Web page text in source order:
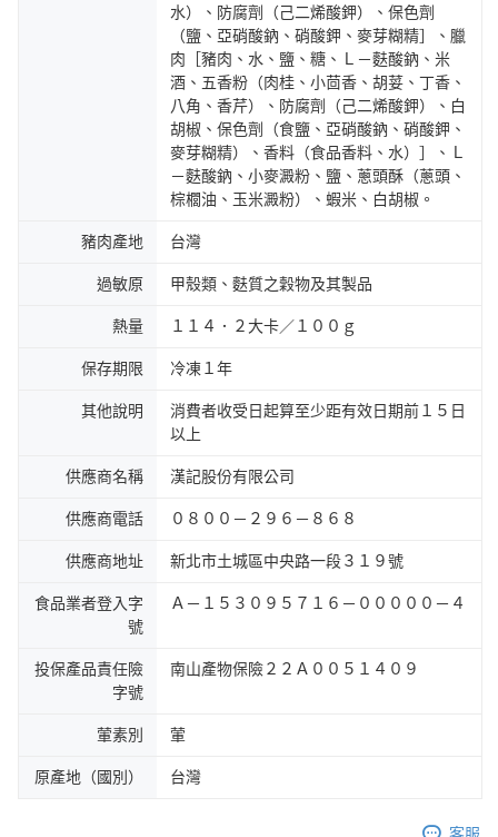
水）、防腐劑（己二烯酸鉀）、保色劑
（鹽、亞硝酸鈉、硝酸鉀、麥芽糊精］、臘
肉［豬肉、水、鹽、糖、Ｌ－麩酸鈉、米
酒、五香粉（肉桂、小茴香、胡荽、丁香、
八角、香芹）、防腐劑（己二烯酸鉀）、白
胡椒、保色劑（食鹽、亞硝酸鈉、硝酸鉀、
麥芽糊精）、香料（食品香料、水）］、Ｌ
－麩酸鈉、小麥澱粉、鹽、蔥頭酥（蔥頭、
棕櫚油、玉米澱粉）、蝦米、白胡椒。
豬肉產地 台灣
過敏原 甲殼類、麩質之穀物及其製品
熱量 １１４．２大卡／１００ｇ
保存期限 冷凍１年
其他說明
消費者收受日起算至少距有效日期前１５日
以上
供應商名稱 漢記股份有限公司
供應商電話 ０８００－２９６－８６８
供應商地址 新北市土城區中央路一段３１９號
食品業者登入字
號
Ａ－１５３０９５７１６－０００００－４
投保產品責任險
字號
南山產物保險２２Ａ００５１４０９
葷素別 葷
原產地（國別） 台灣
客服